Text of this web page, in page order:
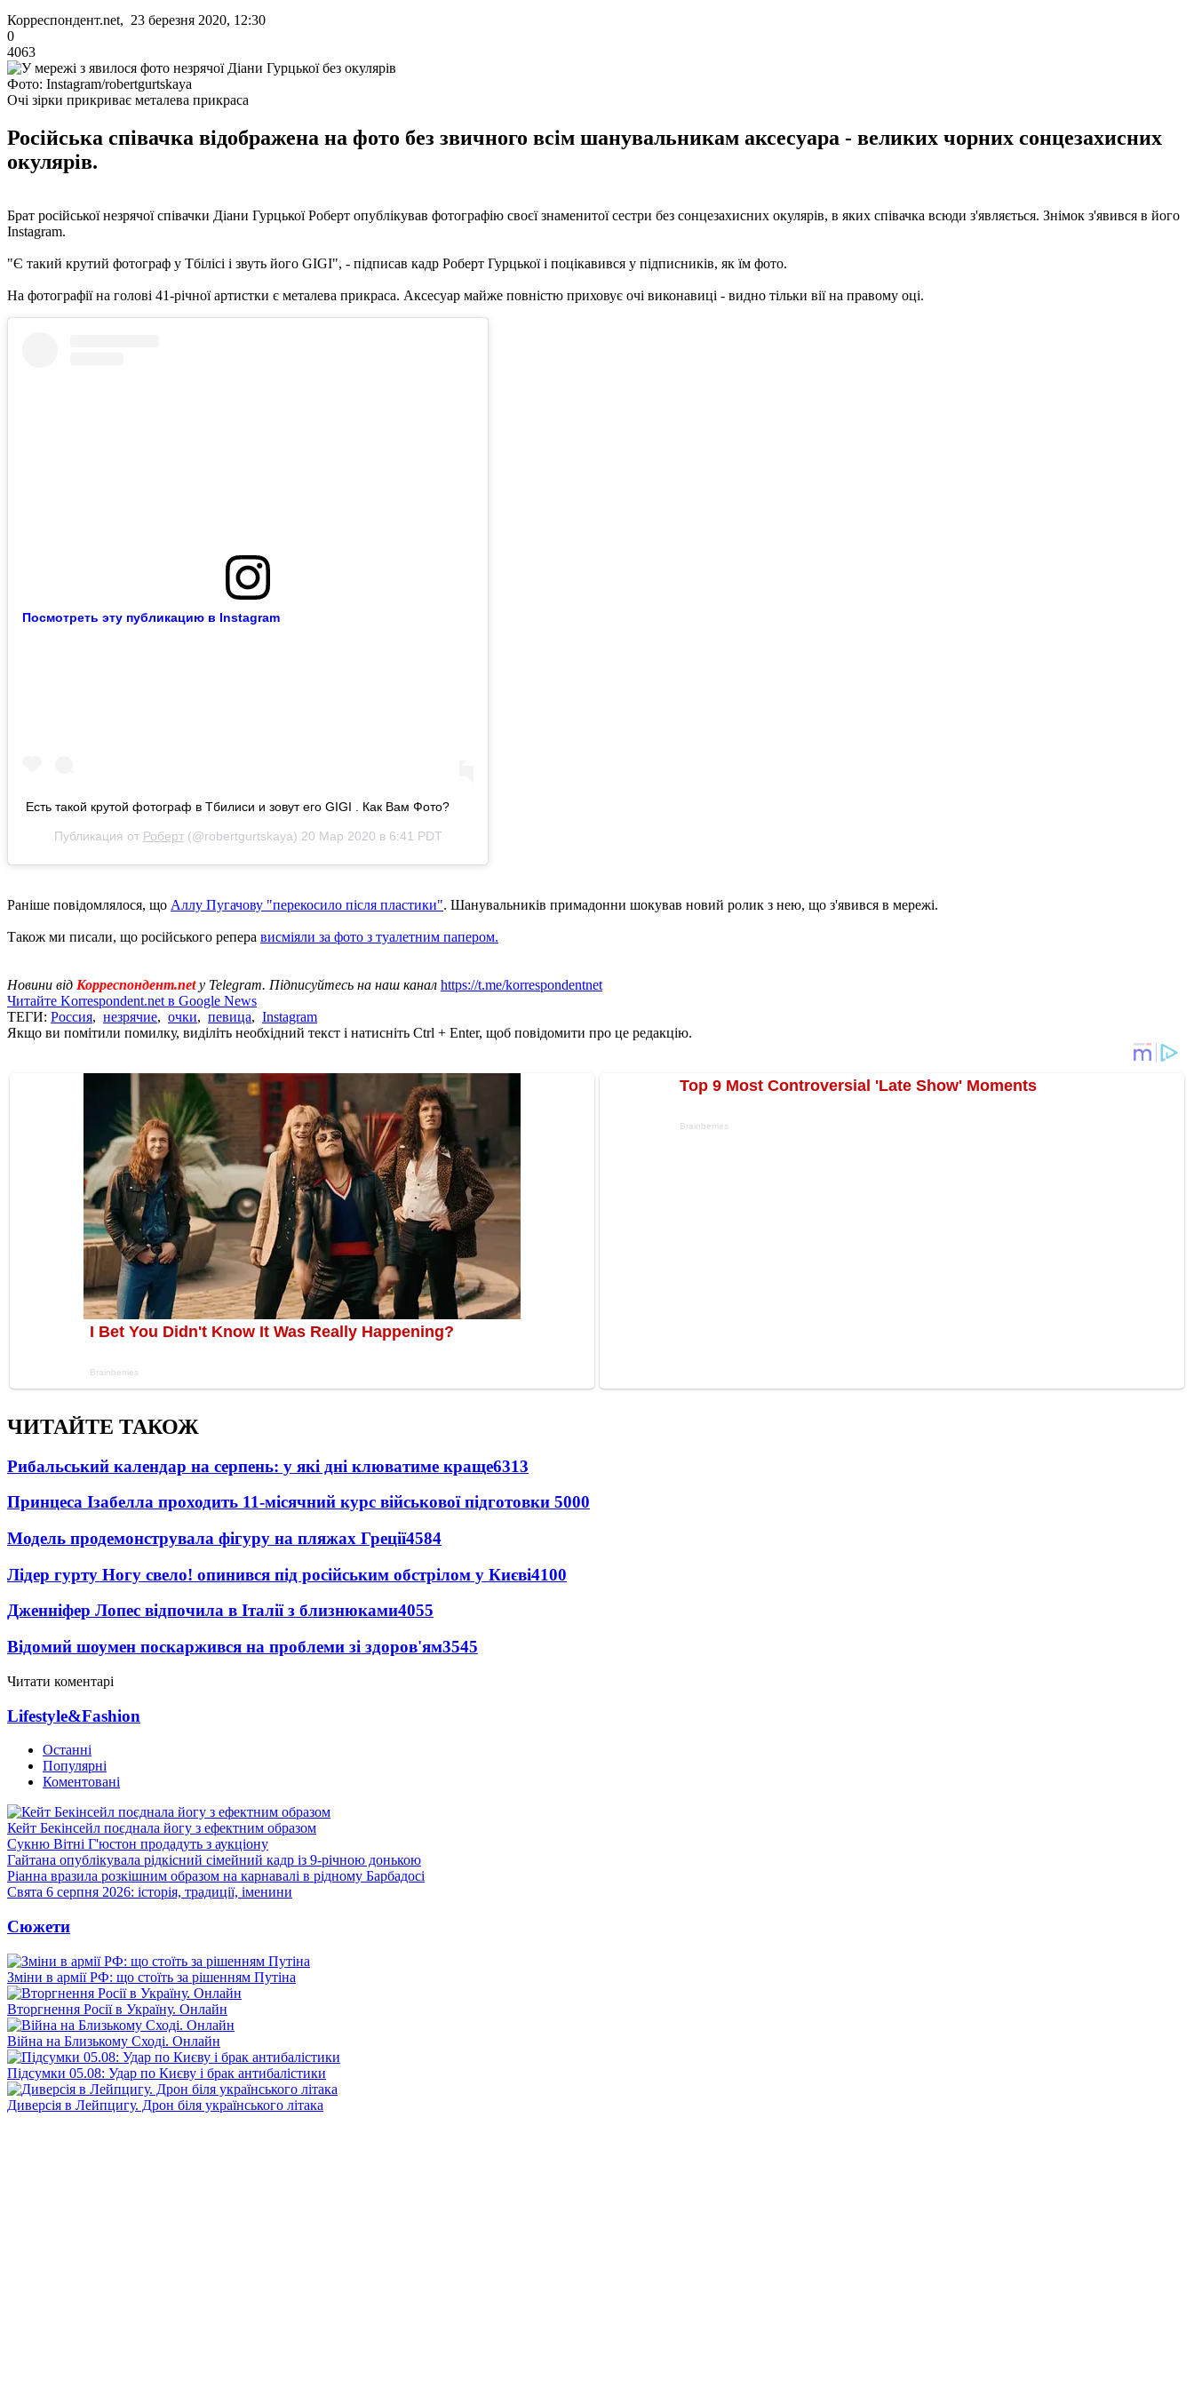
Корреспондент.net, 23 березня 2020, 12:30
0
4063
Фото: Instagram/robertgurtskaya
Очі зірки прикриває металева прикраса
Російська співачка відображена на фото без звичного всім шанувальникам аксесуара - великих чорних сонцезахисних
окулярів.
Брат російської незрячої співачки Діани Гурцької Роберт опублікував фотографію своєї знаменитої сестри без сонцезахисних окулярів, в яких співачка всюди з'являється. Знімок з'явився в його
Instagram.
"Є такий крутий фотограф у Тбілісі і звуть його GIGI", - підписав кадр Роберт Гурцької і поцікавився у підписників, як їм фото.
На фотографії на голові 41-річної артистки є металева прикраса. Аксесуар майже повністю приховує очі виконавиці - видно тільки вії на правому оці.
Посмотреть эту публикацию в Instagram
Есть такой крутой фотограф в Тбилиси и зовут его GIGI . Как Вам Фото?
Публикация от Роберт(@robertgurtskaya) 20 Мар 2020 в 6:41 PDT
Раніше повідомлялося, що Аллу Пугачову "перекосило після пластики". Шанувальників примадонни шокував новий ролик з нею, що з'явився в мережі.
Також ми писали, що російського репера висміяли за фото з туалетним папером.
Новини від Корреспондент.net у Telegram. Підписуйтесь на наш канал https://t.me/korrespondentnet
Читайте Korrespondent.net в Google News
ТЕГИ: Россия, незрячие, очки, певица, Instagram
Якщо ви помітили помилку, виділіть необхідний текст і натисніть Ctrl + Enter, щоб повідомити про це редакцію.
ЧИТАЙТЕ ТАКОЖ
Рибальський календар на серпень: у які дні клюватиме краще6313
Принцеса Ізабелла проходить 11-місячний курс військової підготовки 5000
Модель продемонструвала фігуру на пляжах Греції4584
Лідер гурту Ногу свело! опинився під російським обстрілом у Києві4100
Дженніфер Лопес відпочила в Італії з близнюками4055
Відомий шоумен поскаржився на проблеми зі здоров'ям3545
Читати коментарі
Lifestyle&Fashion
Останні
Популярні
Коментовані
Кейт Бекінсейл поєднала йогу з ефектним образом
Сукню Вітні Г'юстон продадуть з аукціону
Гайтана опублікувала рідкісний сімейний кадр із 9-річною донькою
Ріанна вразила розкішним образом на карнавалі в рідному Барбадосі
Свята 6 серпня 2026: історія, традиції, іменини
Сюжети
Зміни в армії РФ: що стоїть за рішенням Путіна
Вторгнення Росії в Україну. Онлайн
Війна на Близькому Сході. Онлайн
Підсумки 05.08: Удар по Києву і брак антибалістики
Диверсія в Лейпцигу. Дрон біля українського літака